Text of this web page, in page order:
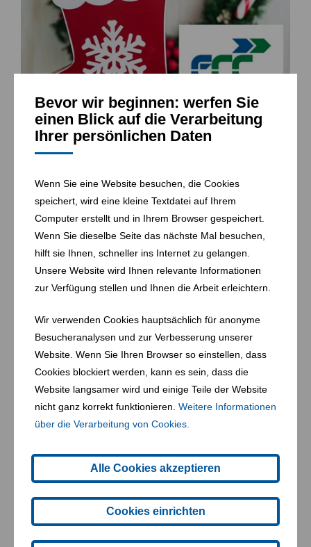
Bevor wir beginnen: werfen Sie
einen Blick auf die Verarbeitung
Ihrer persönlichen Daten
Wenn Sie eine Website besuchen, die Cookies
speichert, wird eine kleine Textdatei auf Ihrem
Computer erstellt und in Ihrem Browser gespeichert.
Wenn Sie dieselbe Seite das nächste Mal besuchen,
hilft sie Ihnen, schneller ins Internet zu gelangen.
Unsere Website wird Ihnen relevante Informationen
zur Verfügung stellen und Ihnen die Arbeit erleichtern.
Wir verwenden Cookies hauptsächlich für anonyme
Besucheranalysen und zur Verbesserung unserer
Website. Wenn Sie Ihren Browser so einstellen, dass
Cookies blockiert werden, kann es sein, dass die
Website langsamer wird und einige Teile der Website
nicht ganz korrekt funktionieren. Weitere Informationen
über die Verarbeitung von Cookies.
Alle Cookies akzeptieren
Cookies einrichten
FCC Weihnachtsspenden 2024
22. 10. 2024
Update: Bundeswettbewerbsbehörde
schließt Ermittlungen gegen FCC Austria
Abfall Service AG ab